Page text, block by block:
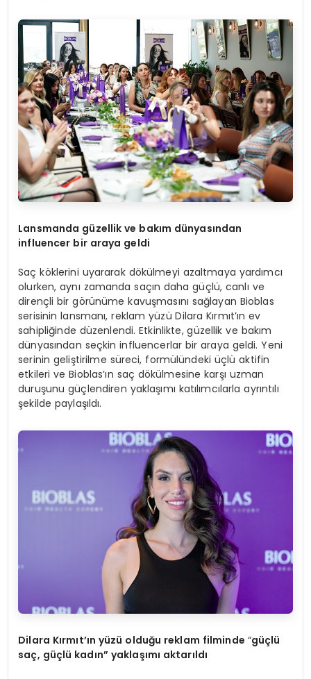
Lansmanda güzellik ve bakım dünyasından
influencer bir araya geldi
Saç köklerini uyararak dökülmeyi azaltmaya yardımcı
olurken, aynı zamanda saçın daha güçlü, canlı ve
dirençli bir görünüme kavuşmasını sağlayan Bioblas
serisinin lansmanı, reklam yüzü Dilara Kırmıt’ın ev
sahipliğinde düzenlendi. Etkinlikte, güzellik ve bakım
dünyasından seçkin influencerlar bir araya geldi. Yeni
serinin geliştirilme süreci, formülündeki üçlü aktifin
etkileri ve Bioblas’ın saç dökülmesine karşı uzman
duruşunu güçlendiren yaklaşımı katılımcılarla ayrıntılı
şekilde paylaşıldı.
Dilara Kırmıt’ın yüzü olduğu reklam filminde “güçlü
saç, güçlü kadın” yaklaşımı aktarıldı